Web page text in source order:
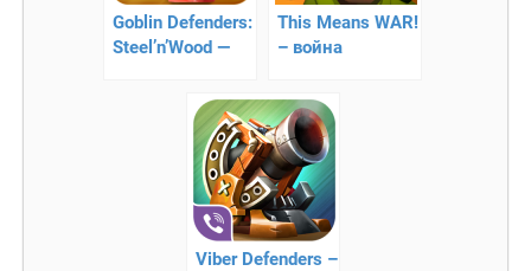
Goblin Defenders:
Steel’n’Wood —
стиле Tower
This Means WAR!
– война
Viber Defenders –